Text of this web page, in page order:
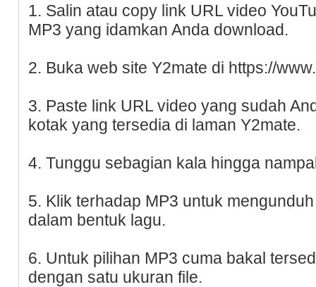
1. Salin atau copy link URL video
MP3 yang idamkan Anda download.
2. Buka web site Y2mate di https://
3. Paste link URL video yang sudah
kotak yang tersedia di laman Y2mate.
4. Tunggu sebagian kala hingga
5. Klik terhadap MP3 untuk
dalam bentuk lagu.
6. Untuk pilihan MP3 cuma bakal
dengan satu ukuran file.